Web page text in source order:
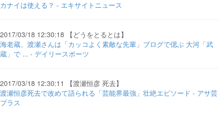
カナイは使える？ - エキサイトニュース
2017/03/18 12:30:18 【どうをとるとは】
海老蔵、渡瀬さんは「カッコよく素敵な先輩」ブログで偲ぶ 大河「武
蔵」で ... - デイリースポーツ
2017/03/18 12:30:11 【渡瀬恒彦 死去】
渡瀬恒彦死去で改めて語られる「芸能界最強」壮絶エピソード - アサ芸
プラス